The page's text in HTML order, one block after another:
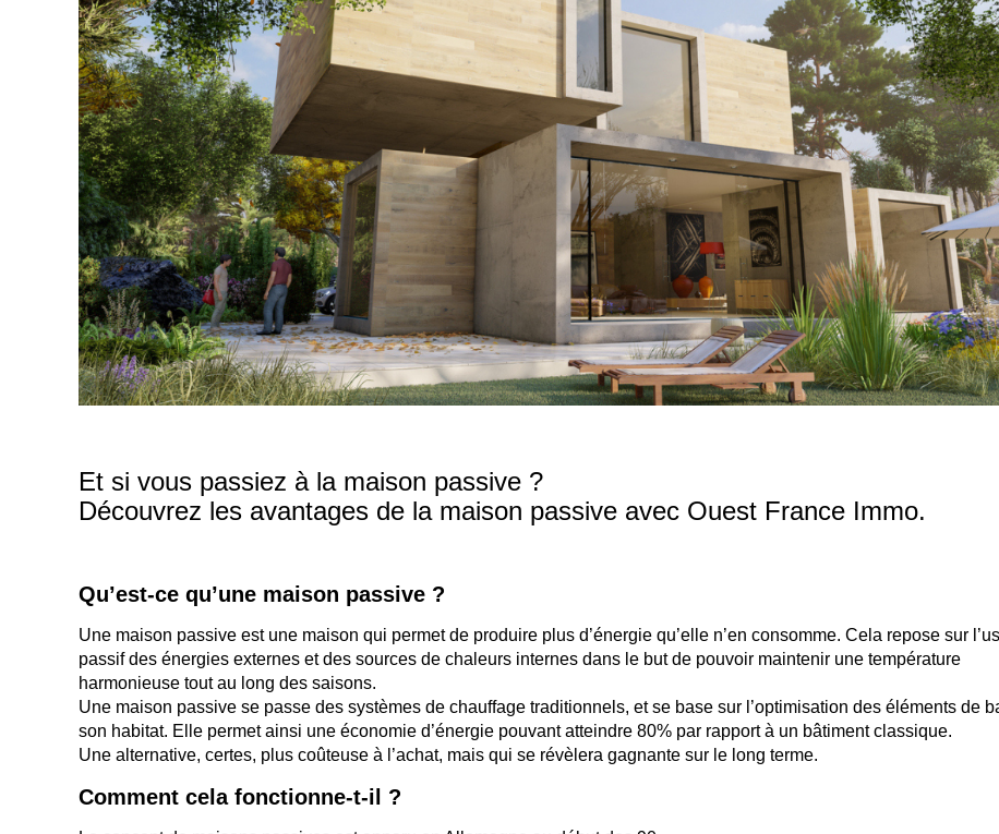
Et si vous passiez à la maison passive ?
Découvrez les avantages de la maison passive avec Ouest France Immo.
Qu’est-ce qu’une maison passive ?
Une maison passive est une maison qui permet de produire plus d’énergie qu’elle n’en consomme. Cela repose sur
passif des énergies externes et des sources de chaleurs internes dans le but de pouvoir maintenir une température
harmonieuse tout au long des saisons.
Une maison passive se passe des systèmes de chauffage traditionnels, et se base sur l’optimisation des éléments de
son habitat. Elle permet ainsi une économie d’énergie pouvant atteindre 80% par rapport à un bâtiment classique.
Une alternative, certes, plus coûteuse à l’achat, mais qui se révèlera gagnante sur le long terme.
Comment cela fonctionne-t-il ?